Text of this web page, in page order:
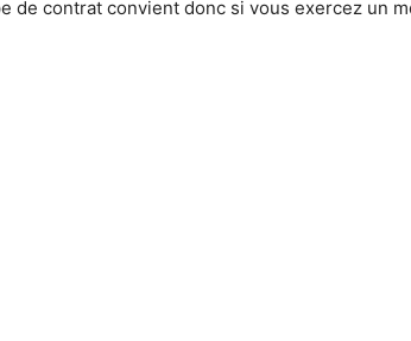
de contrat convient donc si vous exercez un